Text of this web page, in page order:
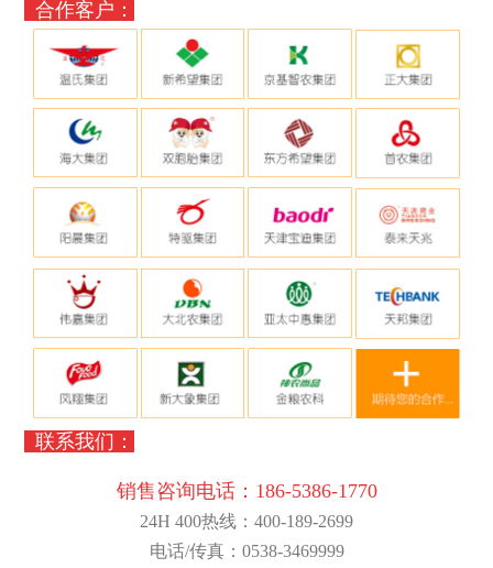
合作客户：
联系我们：
销售咨询电话： 186-5386-1770
24H 400热线：400-189-2699
电话/传真：0538-3469999